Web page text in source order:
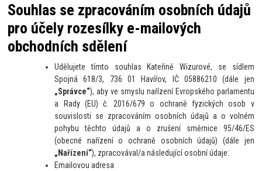
Souhlas se zpracováním osobních údajů
pro účely rozesílky e-mailových
obchodních sdělení
Udělujete tímto souhlas Kateřině Wizurové, se sídlem
Spojná 618/3, 736 01 Havířov, IČ 05886210 (dále jen
„Správce“), aby ve smyslu nařízení Evropského parlamentu
a Rady (EU) č. 2016/679 o ochraně fyzických osob v
souvislosti se zpracováním osobních údajů a o volném
pohybu těchto údajů a o zrušení směrnice 95/46/ES
(obecné nařízení o ochraně osobních údajů) (dále jen
„Nařízení“), zpracovával/a následující osobní údaje:
Emailovou adresa